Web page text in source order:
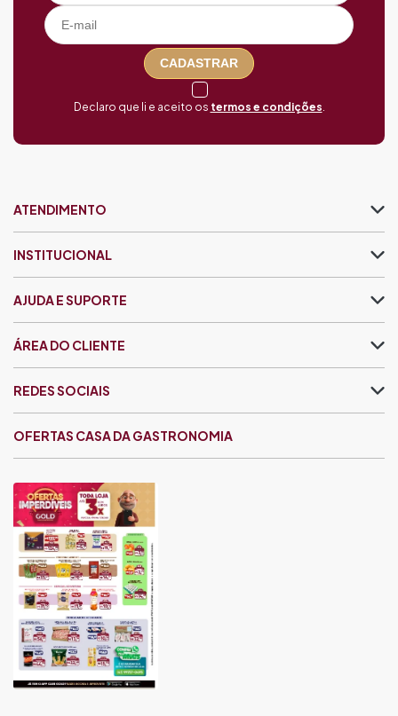
CADASTRAR
Declaro que li e aceito os termos e condições
ATENDIMENTO
INSTITUCIONAL
AJUDA E SUPORTE
ÁREA DO CLIENTE
OFERTAS CASA DA GASTRONOMIA
REDES SOCIAIS